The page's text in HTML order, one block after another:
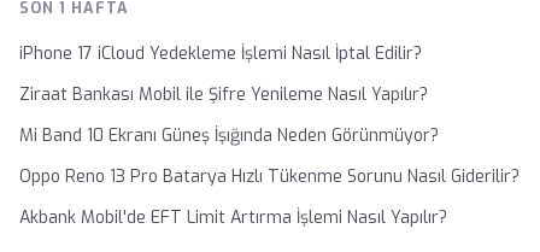
SON 1 HAFTA
iPhone 17 iCloud Yedekleme İşlemi Nasıl İptal Edilir?
Ziraat Bankası Mobil ile Şifre Yenileme Nasıl Yapılır?
Mi Band 10 Ekranı Güneş İşığında Neden Görünmüyor?
Oppo Reno 13 Pro Batarya Hızlı Tükenme Sorunu Nasıl Giderilir?
Akbank Mobil'de EFT Limit Artırma İşlemi Nasıl Yapılır?